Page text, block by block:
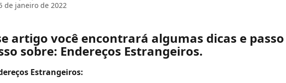
de janeiro de 2022
artigo você encontrará algumas dicas e passo
sobre: Endereços Estrangeiros.
Estrangeiros: